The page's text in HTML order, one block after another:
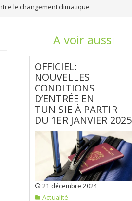
le changement climatique
A voir aussi
OFFICIEL:
NOUVELLES
CONDITIONS
D’ENTRÉE EN
TUNISIE À PARTIR
DU 1ER JANVIER 2025
21 décembre 2024
Actualité